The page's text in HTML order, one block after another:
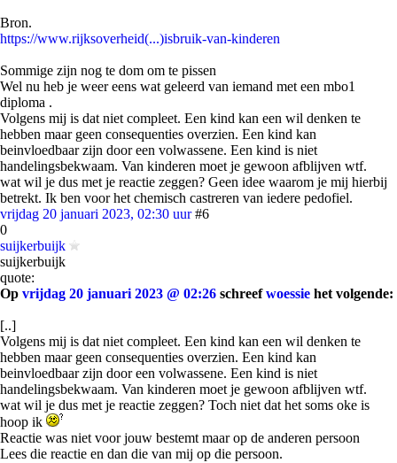
Bron.
https://www.rijksoverheid(...)isbruik-van-kinderen
Sommige zijn nog te dom om te pissen
Wel nu heb je weer eens wat geleerd van iemand met een mbo1
diploma .
Volgens mij is dat niet compleet. Een kind kan een wil denken te
hebben maar geen consequenties overzien. Een kind kan
beinvloedbaar zijn door een volwassene. Een kind is niet
handelingsbekwaam. Van kinderen moet je gewoon afblijven wtf.
wat wil je dus met je reactie zeggen? Geen idee waarom je mij hierbij
betrekt. Ik ben voor het chemisch castreren van iedere pedofiel.
vrijdag 20 januari 2023, 02:30 uur #6
0
suijkerbuijk
suijkerbuijk
quote:
Op vrijdag 20 januari 2023 @ 02:26 schreefwoessie het volgende:
[..]
Volgens mij is dat niet compleet. Een kind kan een wil denken te
hebben maar geen consequenties overzien. Een kind kan
beinvloedbaar zijn door een volwassene. Een kind is niet
handelingsbekwaam. Van kinderen moet je gewoon afblijven wtf.
wat wil je dus met je reactie zeggen? Toch niet dat het soms oke is
hoop ik
Reactie was niet voor jouw bestemt maar op de anderen persoon
Lees die reactie en dan die van mij op die persoon.